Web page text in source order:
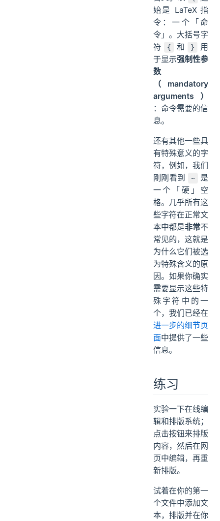
始是 LaTeX 指
令：一个「命
令」。大括号字
符
{ 和 }
用
于显示强制性参
数
（mandatory
arguments）
：命令需要的信
息。
还有其他一些具
有特殊意义的字
符，例如，我们
刚刚看到
~
是
一个「硬」空
格。几乎所有这
些字符在正常文
本中都是非常不
常见的，这就是
为什么它们被选
为特殊含义的原
因。如果你确实
需要显示这些特
殊字符中的一
个，我们已经在
进一步的细节页
面中提供了一些
信息。
练习
实验一下在线编
辑和排版系统；
点击按钮来排版
内容，然后在网
页中编辑，再重
新排版。
试着在你的第一
个文件中添加文
本，排版并在你